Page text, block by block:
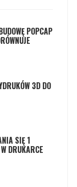
POPCAP
3D DO
SIĘ 1
DRUKARCE